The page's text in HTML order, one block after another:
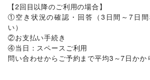
ヘアサロン・ネイルサロン
エステ・美容サービス/健康食品・サプ
女性用品・フェムテック
エンタメ・ガジェット
PC・スマートフォン/
ゲーム / アニメ/コミック・マンガ/アイド
おもちゃ・ホビー/ 楽器・音楽機材 CD・
【2回目以降のご利用の場合】
①空き状況の確認・回答（3日間～7日間
い）
②お支払い手続き
④当日：スペースご利用
問い合わせからご予約まで平均3～7日かか